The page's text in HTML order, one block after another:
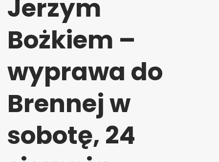
Jerzym
Bożkiem –
wyprawa do
Brennej w
sobotę, 24